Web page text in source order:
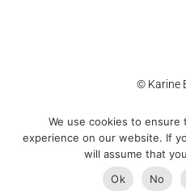
© Karine
Accessibility Cookie Policy
We use cookies to
experience on our website. If
will assume that
Ok
No